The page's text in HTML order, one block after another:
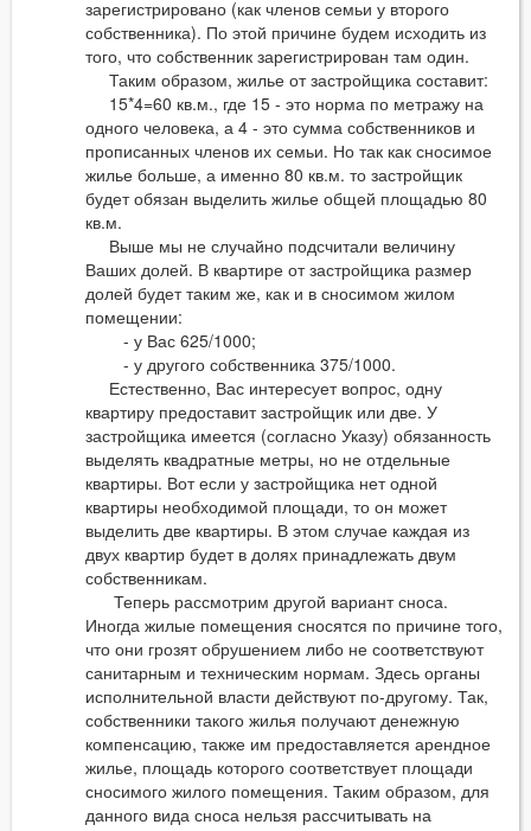
зарегистрировано (как членов семьи у второго
собственника). По этой причине будем исходить из
того, что собственник зарегистрирован там один.
Таким образом, жилье от застройщика составит:
15*4=60 кв.м., где 15 - это норма по метражу на
одного человека, а 4 - это сумма собственников и
прописанных членов их семьи. Но так как сносимое
жилье больше, а именно 80 кв.м. то застройщик
будет обязан выделить жилье общей площадью 80
кв.м.
Выше мы не случайно подсчитали величину
Ваших долей. В квартире от застройщика размер
долей будет таким же, как и в сносимом жилом
помещении:
- у Вас 625/1000;
- у другого собственника 375/1000.
Естественно, Вас интересует вопрос, одну
квартиру предоставит застройщик или две. У
застройщика имеется (согласно Указу) обязанность
выделять квадратные метры, но не отдельные
квартиры. Вот если у застройщика нет одной
квартиры необходимой площади, то он может
выделить две квартиры. В этом случае каждая из
двух квартир будет в долях принадлежать двум
собственникам.
Теперь рассмотрим другой вариант сноса.
Иногда жилые помещения сносятся по причине того,
что они грозят обрушением либо не соответствуют
санитарным и техническим нормам. Здесь органы
исполнительной власти действуют по-другому. Так,
собственники такого жилья получают денежную
компенсацию, также им предоставляется арендное
жилье, площадь которого соответствует площади
сносимого жилого помещения. Таким образом, для
данного вида сноса нельзя рассчитывать на